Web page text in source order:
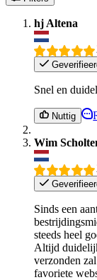
hj Altena
Snel en
Nuttig
Wim
Sinds een
steeds heel
Altijd
verzonden
favoriete